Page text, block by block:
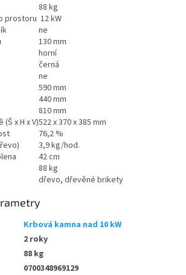
88 kg
prostoru 12 kW
ne
130 mm
horní
černá
ne
590 mm
440 mm
810 mm
x H x V)522 х 370 х 385 mm
76,2 %
3,9 kg/hod.
42 cm
88 kg
dřevo, dřevěné brikety
Krbová kamna nad 10 kW
2 roky
88 kg
0700348969129